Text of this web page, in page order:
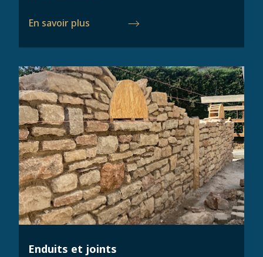
En savoir plus
Enduits et joints